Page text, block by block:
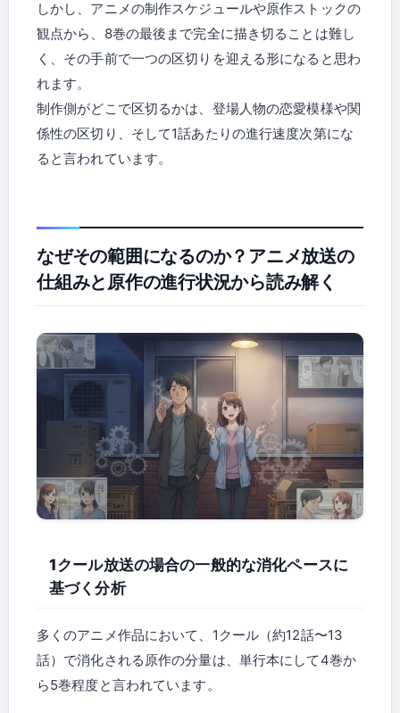
しかし、アニメの制作スケジュールや原作ストックの
観点から、8巻の最後まで完全に描き切ることは難し
く、その手前で一つの区切りを迎える形になると思わ
れます。
制作側がどこで区切るかは、登場人物の恋愛模様や関
係性の区切り、そして1話あたりの進行速度次第にな
ると言われています。
なぜその範囲になるのか？アニメ放送の
仕組みと原作の進行状況から読み解く
1クール放送の場合の一般的な消化ペースに
基づく分析
多くのアニメ作品において、1クール（約12話〜13
話）で消化される原作の分量は、単行本にして4巻か
ら5巻程度と言われています。